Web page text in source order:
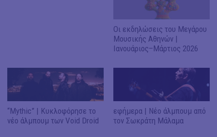
Οι εκδηλώσεις του Μεγάρου
Μουσικής Αθηνών |
Ιανουάριος–Μάρτιος 2026
“Mythic” | Κυκλοφόρησε το
νέο άλμπουμ των Void Droid
εφήμερα | Νέο άλμπουμ από
τον Σωκράτη Μάλαμα